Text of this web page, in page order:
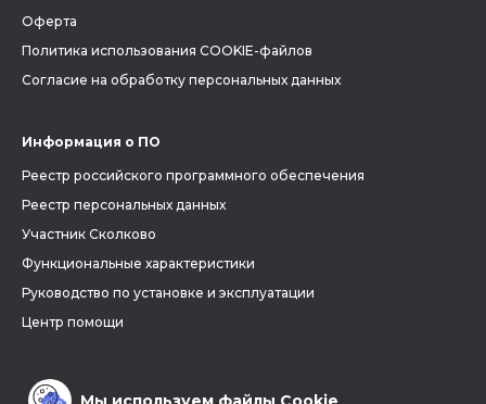
Оферта
Политика использования COOKIE-файлов
Согласие на обработку персональных данных
Информация о ПО
Реестр российского программного обеспечения
Реестр персональных данных
Участник Сколково
Функциональные характеристики
Руководство по установке и эксплуатации
Центр помощи